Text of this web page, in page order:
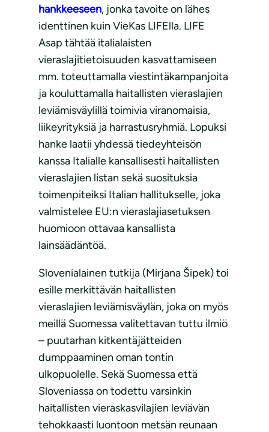
hankkeeseen, jonka tavoite on lähes
identtinen kuin VieKas LIFElla. LIFE
Asap tähtää italialaisten
vieraslajitietoisuuden kasvattamiseen
mm. toteuttamalla viestintäkampanjoita
ja kouluttamalla haitallisten vieraslajien
leviämisväylillä toimivia viranomaisia,
liikeyrityksiä ja harrastusryhmiä. Lopuksi
hanke laatii yhdessä tiedeyhteisön
kanssa Italialle kansallisesti haitallisten
vieraslajien listan sekä suosituksia
toimenpiteiksi Italian hallitukselle, joka
valmistelee EU:n vieraslajiasetuksen
huomioon ottavaa kansallista
lainsäädäntöä.
Slovenialainen tutkija (Mirjana Šipek) toi
esille merkittävän haitallisten
vieraslajien leviämisväylän, joka on myös
meillä Suomessa valitettavan tuttu ilmiö
– puutarhan kitkentäjätteiden
dumppaaminen oman tontin
ulkopuolelle. Sekä Suomessa että
Sloveniassa on todettu varsinkin
haitallisten vieraskasvilajien leviävän
tehokkaasti luontoon metsän reunaan